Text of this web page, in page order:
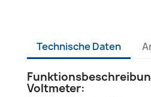
Technische Daten
Voltmeter: